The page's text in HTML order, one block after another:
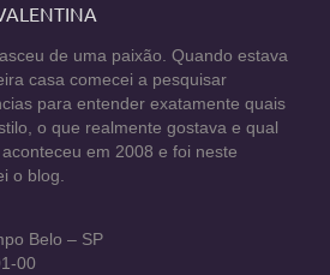
de uma paixão. Quando estava
casa comecei a pesquisar
para entender exatamente quais
o que realmente gostava e qual
em 2008 e foi neste
o blog.
Belo – SP
00